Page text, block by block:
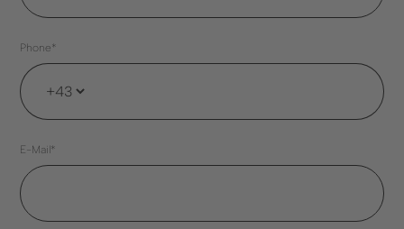
Phone*
E-Mail*